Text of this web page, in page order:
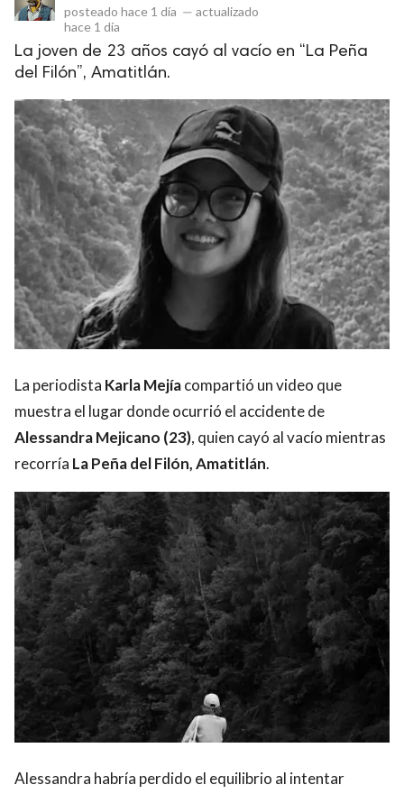
posteado hace 1 día — actualizado
hace 1 día
La joven de 23 años cayó al vacío en “La Peña
del Filón”, Amatitlán.
La periodista Karla Mejíacompartió un video que
muestra el lugar donde ocurrió el accidente de
Alessandra Mejicano (23), quien cayó al vacío mientras
recorría La Peña del Filón, Amatitlán.
Alessandra habría perdido el equilibrio al intentar